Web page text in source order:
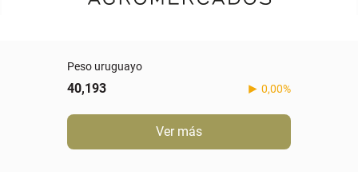
Peso uruguayo
40,193 0,00%
Ver más